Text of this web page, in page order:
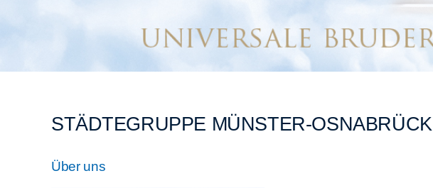
STÄDTEGRUPPE MÜNSTER-OSNABRÜCK
Über uns